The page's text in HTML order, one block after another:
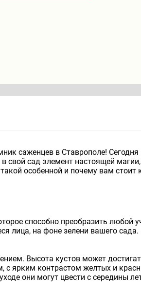
саженцев в Ставрополе!
сад элемент настоящей магии,
особенной и почему вам стоит
способно преобразить любой
лица, на фоне зелени вашего
Высота кустов может
с ярким контрастом желтых и
они могут цвести с середины